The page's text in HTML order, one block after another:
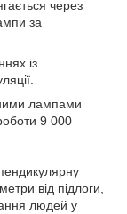
через
за
із
лампами
9 000
від підлоги,
людей у